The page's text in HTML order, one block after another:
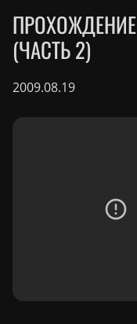
ПРОХОЖДЕНИЕ
(ЧАСТЬ 2)
2009.08.19